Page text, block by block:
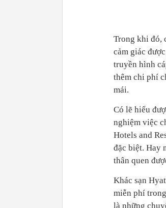
Trong khi đó,
cảm giác
truyền hình
thêm chi phí
mái.
Có lẽ hiểu
nghiệm việc
Hotels and
đặc biệt. Hay
thân quen
Khác sạn
miễn phí
là những